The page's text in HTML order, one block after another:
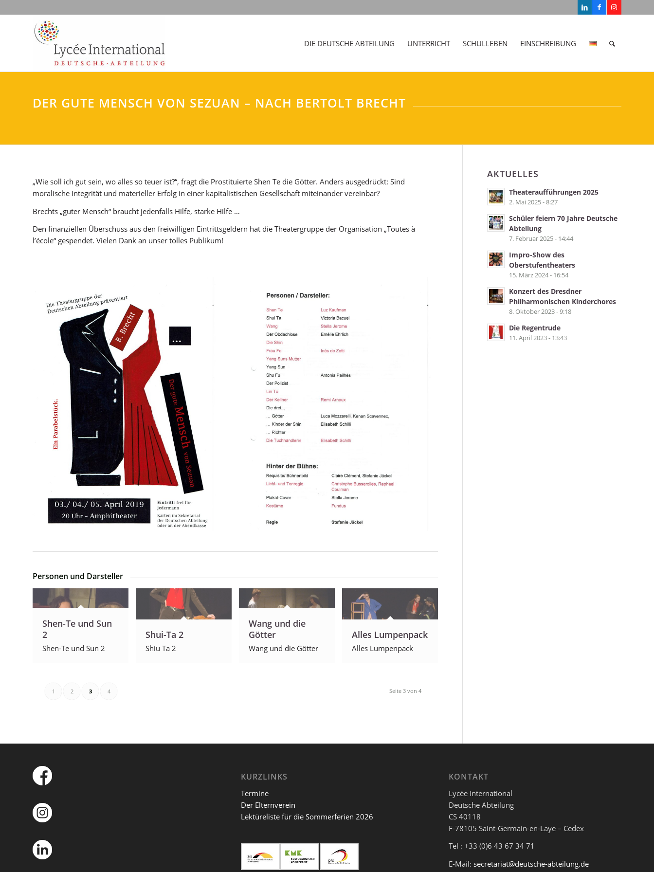
DIE DEUTSCHE ABTEILUNG UNTERRICHT SCHULLEBEN EINSCHREIBUNG
DER GUTE MENSCH VON SEZUAN – NACH BERTOLT BRECHT
„Wie soll ich gut sein, wo alles so teuer ist?“, fragt die Prostituierte Shen Te die Götter. Anders ausgedrückt: Sind
moralische Integrität und materieller Erfolg in einer kapitalistischen Gesellschaft miteinander vereinbar?
Brechts „guter Mensch“ braucht jedenfalls Hilfe, starke Hilfe …
Den finanziellen Überschuss aus den freiwilligen Eintrittsgeldern hat die Theatergruppe der Organisation „Toutes à
l’école“ gespendet. Vielen Dank an unser tolles Publikum!
Personen und Darsteller
Shen-Te und Sun
2
Shen-Te und Sun 2
Shui-Ta 2
Shiu Ta 2
Wang und die
Götter
Wang und die Götter
Alles Lumpenpack
Alles Lumpenpack
Seite 3 von 4
1 2 3 4
AKTUELLES
Theateraufführungen 2025
2. Mai 2025 - 8:27
Schüler feiern 70 Jahre Deutsche
Abteilung
7. Februar 2025 - 14:44
Impro-Show des
Oberstufentheaters
15. März 2024 - 16:54
Konzert des Dresdner
Philharmonischen Kinderchores
8. Oktober 2023 - 9:18
Die Regentrude
11. April 2023 - 13:43
KURZLINKS
Termine
Der Elternverein
Lektüreliste für die Sommerferien 2026
KONTAKT
Lycée International
Deutsche Abteilung
CS 40118
F-78105 Saint-Germain-en-Laye – Cedex
Tel : +33 (0)6 43 67 34 71
E-Mail:secretariat@deutsche-abteilung.de